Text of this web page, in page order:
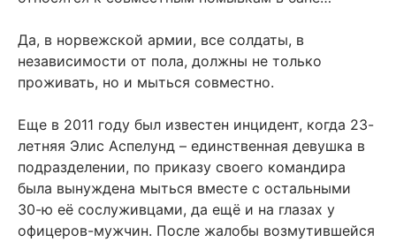
Да, в норвежской армии, все солдаты, в
независимости от пола, должны не только
проживать, но и мыться совместно.
Еще в 2011 году был известен инцидент, когда 23-
летняя Элис Аспелунд – единственная девушка в
подразделении, по приказу своего командира
была вынуждена мыться вместе с остальными
30-ю её сослуживцами, да ещё и на глазах у
офицеров-мужчин. После жалобы возмутившейся